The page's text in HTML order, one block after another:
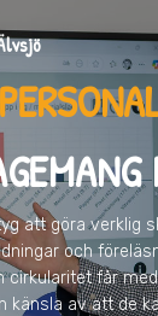
att göra verklig
och
cirkularitet får
känsla av att de